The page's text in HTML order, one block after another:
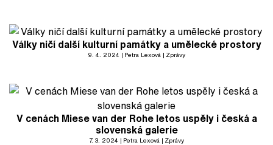
Války ničí další kulturní památky a umělecké prostory
9. 4. 2024 Petra Lexová Zprávy
V cenách Miese van der Rohe letos uspěly i česká a
slovenská galerie
7. 3. 2024 Petra Lexová Zprávy